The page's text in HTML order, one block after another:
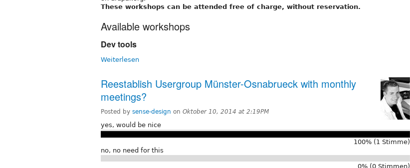
These workshops can be attended free of charge, without reservation.
Available workshops
Dev tools
Weiterlesen
Reestablish Usergroup Münster-Osnabrueck with monthly
meetings?
Posted by sense-design on Oktober 10, 2014 at 2:19PM
yes, would be nice
100% (1 Stimme)
no, no need for this
0% (0 Stimmen)